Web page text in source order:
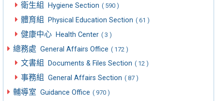
衛生組 Hygiene Section ( 590 )
體育組 Physical Education Section ( 61 )
健康中心 Health Center ( 3 )
總務處 General Affairs Office ( 172 )
文書組 Documents & Files Section ( 12 )
事務組 General Affairs Section ( 87 )
輔導室 Guidance Office ( 970 )